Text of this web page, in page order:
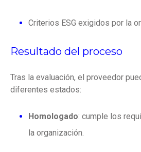
Criterios ESG exigidos por la
Resultado del proceso
Tras la evaluación, el proveedor
diferentes estados:
Homologado: cumple los
la organización.